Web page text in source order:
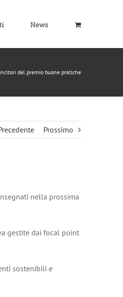
News
del premio buone pratiche
Prossimo
nella prossima
gestite dai focal point
sostenibili e